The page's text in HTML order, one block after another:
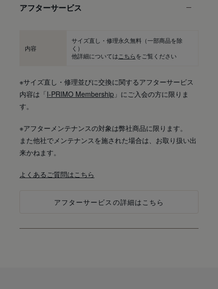
アフターサービス
内容
サイズ直し・修理永久無料（一部商品を除
く）
他詳細については こちらをご覧ください
※サイズ直し・修理並びに交換に関するアフターサービス
内容は「I-PRIMO Membership 」にご入会の方に限りま
す。
※アフターメンテナンスの対象は弊社商品に限ります。
また他社でメンテナンスを施された場合は、お取り扱い出
来かねます。
よくあるご質問はこちら
アフターサービスの詳細はこちら